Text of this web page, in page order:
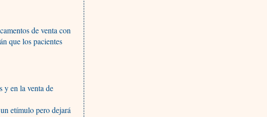
de venta con
que los pacientes
y en la venta de
etímulo pero dejará